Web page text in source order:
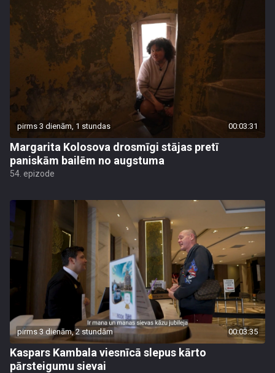
pirms 3 dienām, 1 stundas 00:03:31
Margarita Kolosova drosmīgi stājas pretī
paniskām bailēm no augstuma
54. epizode
pirms 3 dienām, 2 stundām 00:03:35
Kaspars Kambala viesnīcā slepus kārto
pārsteigumu sievai